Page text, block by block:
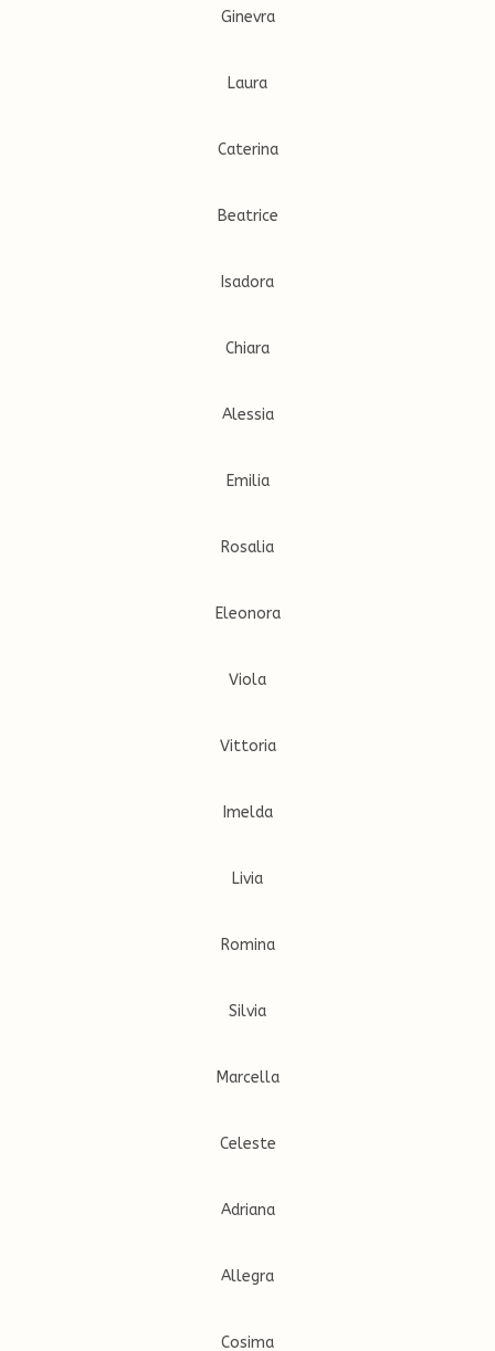
Ginevra
Laura
Caterina
Beatrice
Isadora
Chiara
Alessia
Emilia
Rosalia
Eleonora
Viola
Vittoria
Imelda
Livia
Romina
Silvia
Marcella
Celeste
Adriana
Allegra
Cosima